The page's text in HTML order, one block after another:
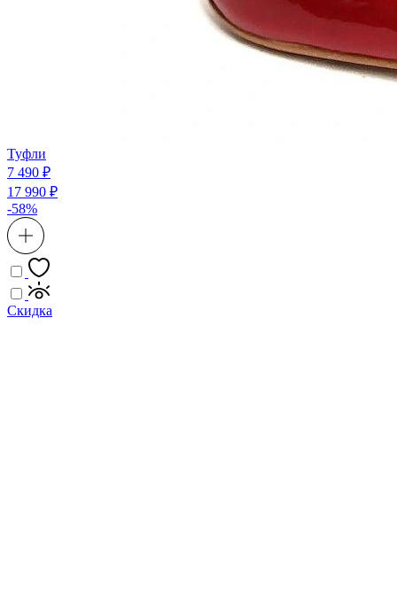
Туфли
7 490 ₽
17 990 ₽
-58%
Скидка